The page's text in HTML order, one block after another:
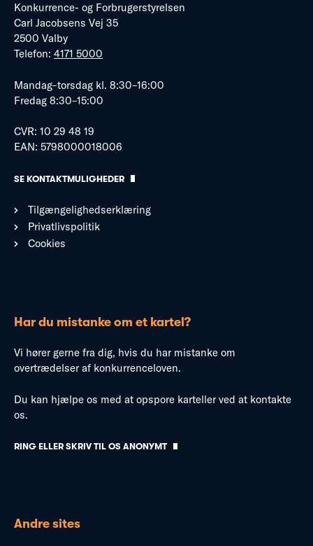
Konkurrence- og Forbrugerstyrelsen
Carl Jacobsens Vej 35
2500 Valby
Telefon: 4171 5000
Mandag–torsdag kl. 8:30–16:00
Fredag 8:30–15:00
CVR: 10 29 48 19
EAN: 5798000018006
SE KONTAKTMULIGHEDER
Tilgængelighedserklæring
Privatlivspolitik
Cookies
Har du mistanke om et kartel?
Vi hører gerne fra dig, hvis du har mistanke om
overtrædelser af konkurrenceloven.
Du kan hjælpe os med at opspore karteller ved at kontakte
os.
RING ELLER SKRIV TIL OS ANONYMT
Andre sites